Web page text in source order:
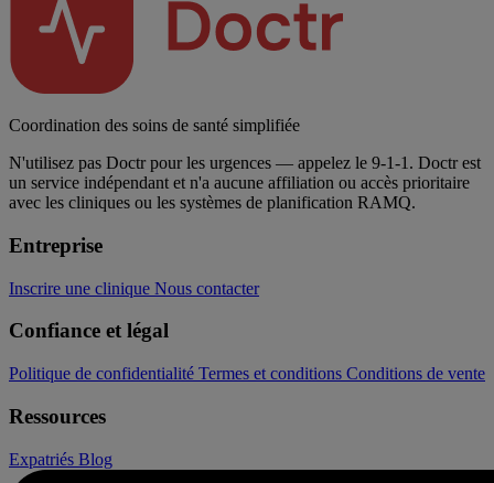
Coordination des soins de santé simplifiée
N'utilisez pas Doctr pour les urgences — appelez le 9-1-1. Doctr est
un service indépendant et n'a aucune affiliation ou accès prioritaire
avec les cliniques ou les systèmes de planification RAMQ.
Entreprise
Inscrire une clinique Nous contacter
Confiance et légal
Politique de confidentialité Termes et conditions Conditions de vente
Ressources
Expatriés Blog